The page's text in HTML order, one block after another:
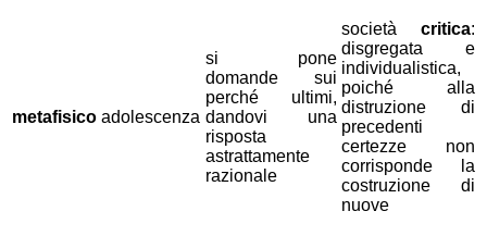
metafisico adolescenza
si pone
domande sui
perché ultimi,
dandovi una
risposta
astrattamente
razionale
società critica:
disgregata e
individualistica,
poiché alla
distruzione di
precedenti
certezze non
corrisponde la
costruzione di
nuove